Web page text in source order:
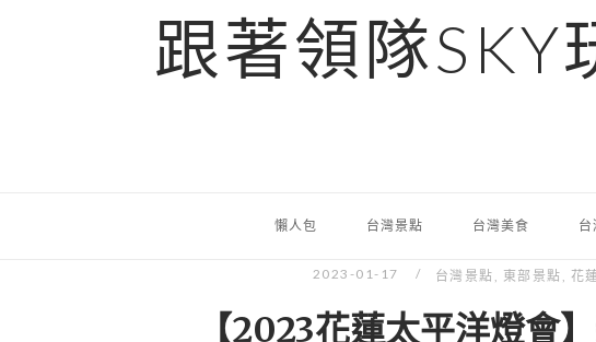
跟著領隊SKY
懶人包 台灣景點 台灣美食 台
2023-01-17 台灣景點 , 東部景點 , 花
【2023花蓮太平洋燈會